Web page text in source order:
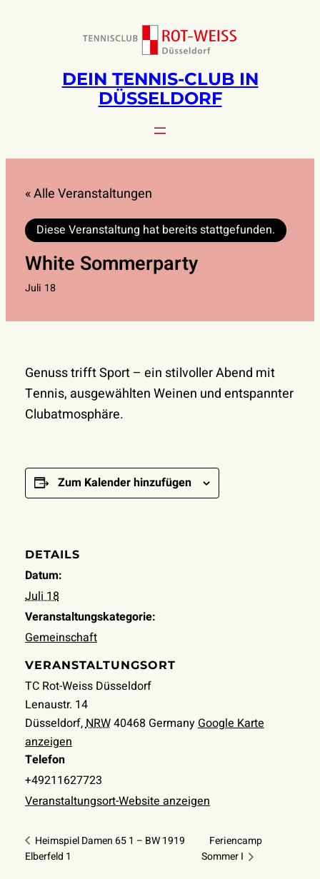
DEIN TENNIS-CLUB IN
DÜSSELDORF
« Alle Veranstaltungen
Diese Veranstaltung hat bereits stattgefunden.
White Sommerparty
Juli 18
Genuss trifft Sport – ein stilvoller Abend mit
Tennis, ausgewählten Weinen und entspannter
Clubatmosphäre.
Zum Kalender hinzufügen
DETAILS
Datum:
Juli 18
Veranstaltungskategorie:
Gemeinschaft
VERANSTALTUNGSORT
TC Rot-Weiss Düsseldorf
Lenaustr. 14
Düsseldorf,NRW40468 GermanyGoogle Karte
anzeigen
Telefon
+49211627723
Veranstaltungsort-Website anzeigen
Heimspiel Damen 65 1 – BW 1919
Elberfeld 1
Feriencamp
Sommer I